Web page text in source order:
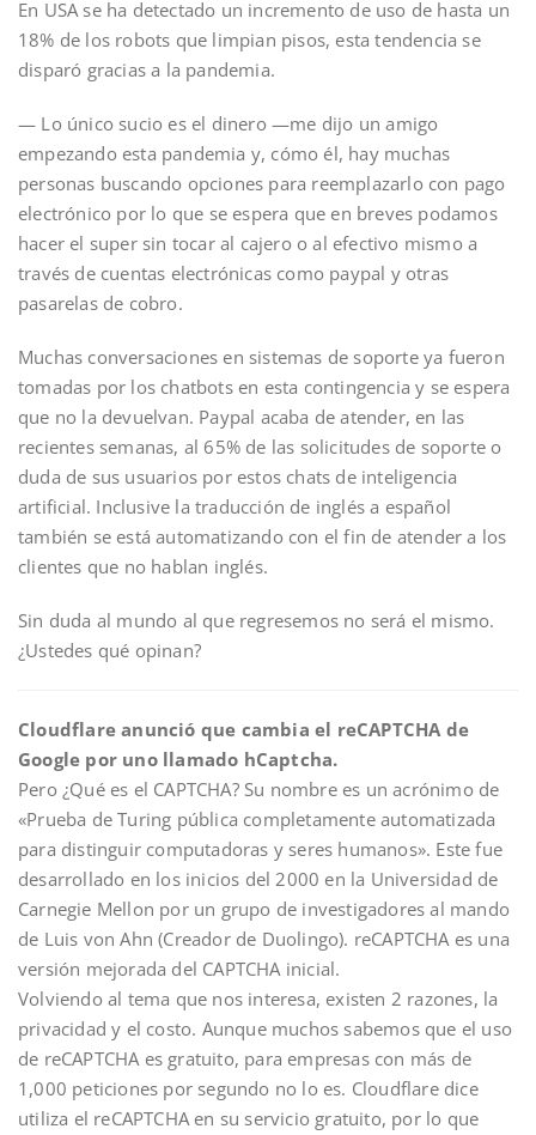
En USA se ha detectado un incremento de uso de hasta un
18% de los robots que limpian pisos, esta tendencia se
disparó gracias a la pandemia.
— Lo único sucio es el dinero —me dijo un amigo
empezando esta pandemia y, cómo él, hay muchas
personas buscando opciones para reemplazarlo con pago
electrónico por lo que se espera que en breves podamos
hacer el super sin tocar al cajero o al efectivo mismo a
través de cuentas electrónicas como paypal y otras
pasarelas de cobro.
Muchas conversaciones en sistemas de soporte ya fueron
tomadas por los chatbots en esta contingencia y se espera
que no la devuelvan. Paypal acaba de atender, en las
recientes semanas, al 65% de las solicitudes de soporte o
duda de sus usuarios por estos chats de inteligencia
artificial. Inclusive la traducción de inglés a español
también se está automatizando con el fin de atender a los
clientes que no hablan inglés.
Sin duda al mundo al que regresemos no será el mismo.
¿Ustedes qué opinan?
Cloudflare anunció que cambia el reCAPTCHA de
Google por uno llamado hCaptcha.
Pero ¿Qué es el CAPTCHA? Su nombre es un acrónimo de
«Prueba de Turing pública completamente automatizada
para distinguir computadoras y seres humanos». Este fue
desarrollado en los inicios del 2000 en la Universidad de
Carnegie Mellon por un grupo de investigadores al mando
de Luis von Ahn (Creador de Duolingo). reCAPTCHA es una
versión mejorada del CAPTCHA inicial.
Volviendo al tema que nos interesa, existen 2 razones, la
privacidad y el costo. Aunque muchos sabemos que el uso
de reCAPTCHA es gratuito, para empresas con más de
1,000 peticiones por segundo no lo es. Cloudflare dice
utiliza el reCAPTCHA en su servicio gratuito, por lo que